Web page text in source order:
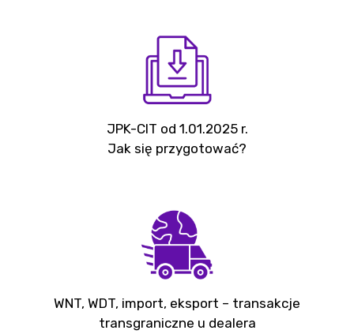
JPK-CIT od 1.01.2025 r.
Jak się przygotować?
WNT, WDT, import, eksport – transakcje
transgraniczne u dealera